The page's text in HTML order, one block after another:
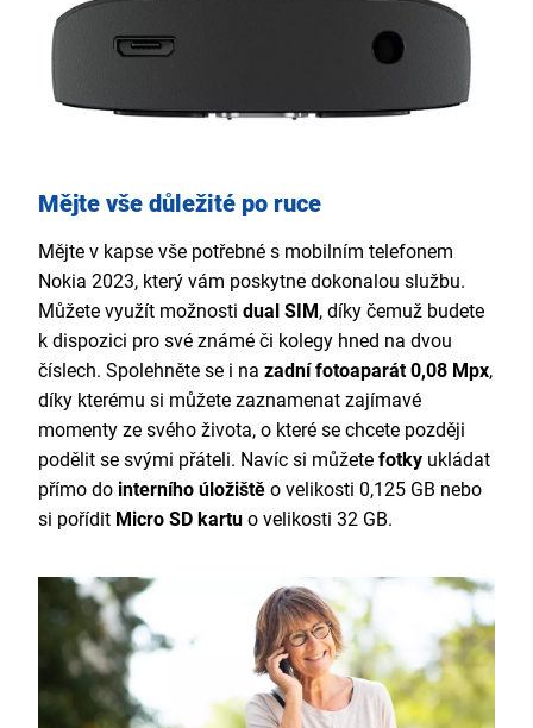
Mějte vše důležité po ruce
Mějte v kapse vše potřebné s mobilním telefonem
Nokia 2023, který vám poskytne dokonalou službu.
Můžete využít možnosti dual SIM, díky čemuž budete
k dispozici pro své známé či kolegy hned na dvou
číslech. Spolehněte se i na zadní fotoaparát 0,08 Mpx,
díky kterému si můžete zaznamenat zajímavé
momenty ze svého života, o které se chcete později
podělit se svými přáteli. Navíc si můžete fotky ukládat
přímo do interního úložiště o velikosti 0,125 GB nebo
si pořídit Micro SD kartu o velikosti 32 GB.